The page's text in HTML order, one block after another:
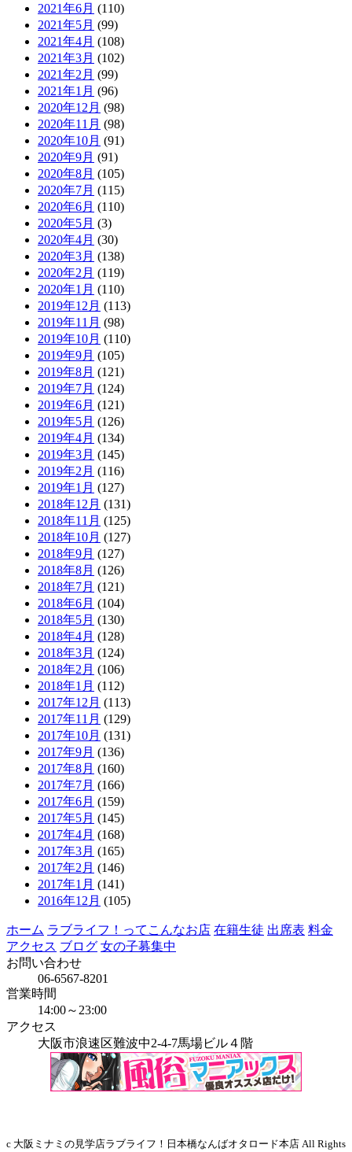
2021年6月 (110)
2021年5月 (99)
2021年4月 (108)
2021年3月 (102)
2021年2月 (99)
2021年1月 (96)
2020年12月 (98)
2020年11月 (98)
2020年10月 (91)
2020年9月 (91)
2020年8月 (105)
2020年7月 (115)
2020年6月 (110)
2020年5月 (3)
2020年4月 (30)
2020年3月 (138)
2020年2月 (119)
2020年1月 (110)
2019年12月 (113)
2019年11月 (98)
2019年10月 (110)
2019年9月 (105)
2019年8月 (121)
2019年7月 (124)
2019年6月 (121)
2019年5月 (126)
2019年4月 (134)
2019年3月 (145)
2019年2月 (116)
2019年1月 (127)
2018年12月 (131)
2018年11月 (125)
2018年10月 (127)
2018年9月 (127)
2018年8月 (126)
2018年7月 (121)
2018年6月 (104)
2018年5月 (130)
2018年4月 (128)
2018年3月 (124)
2018年2月 (106)
2018年1月 (112)
2017年12月 (113)
2017年11月 (129)
2017年10月 (131)
2017年9月 (136)
2017年8月 (160)
2017年7月 (166)
2017年6月 (159)
2017年5月 (145)
2017年4月 (168)
2017年3月 (165)
2017年2月 (146)
2017年1月 (141)
2016年12月 (105)
ホーム ラブライフ！ってこんなお店 在籍生徒 出席表 料金
アクセス ブログ 女の子募集中
お問い合わせ
06-6567-8201
営業時間
14:00～23:00
アクセス
大阪市浪速区難波中2-4-7馬場ビル４階
c 大阪ミナミの見学店ラブライフ！日本橋なんばオタロード本店 All Rights